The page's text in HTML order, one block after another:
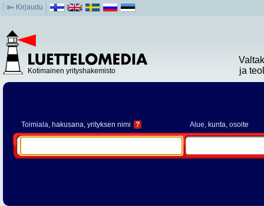
Kirjaudu
Kotimainen yrityshakemisto
ja
Toimiala, hakusana, yrityksen nimi ? Alue, kunta, osoite